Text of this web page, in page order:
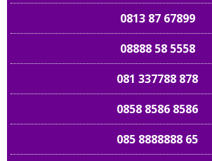
0813 87 67899
08888 58 5558
081 337788 878
0858 8586 8586
085 8888888 65